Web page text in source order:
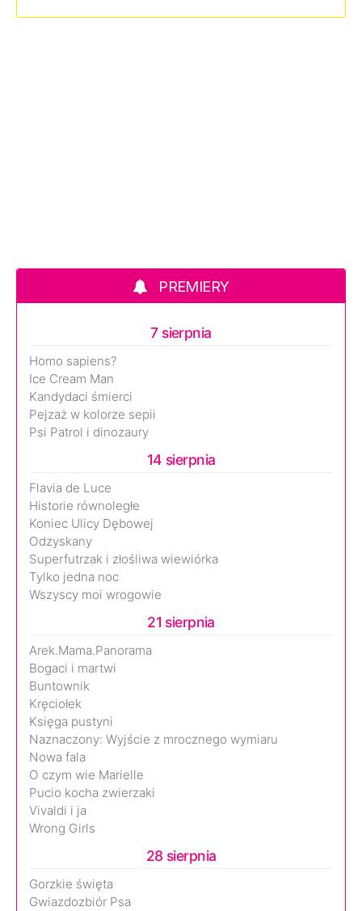
PREMIERY
7 sierpnia
Homo sapiens?
Ice Cream Man
Kandydaci śmierci
Pejzaż w kolorze sepii
Psi Patrol i dinozaury
14 sierpnia
Flavia de Luce
Historie równoległe
Koniec Ulicy Dębowej
Odzyskany
Superfutrzak i złośliwa wiewiórka
Tylko jedna noc
Wszyscy moi wrogowie
21 sierpnia
Arek.Mama.Panorama
Bogaci i martwi
Buntownik
Kręciołek
Księga pustyni
Naznaczony: Wyjście z mrocznego wymiaru
Nowa fala
O czym wie Marielle
Pucio kocha zwierzaki
Vivaldi i ja
Wrong Girls
28 sierpnia
Gorzkie święta
Gwiazdozbiór Psa